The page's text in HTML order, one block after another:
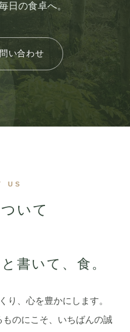
日の食卓へ。
い合わせ
US
いて
書いて、食。
り、心を豊かにします。
のにこそ、いちばんの誠